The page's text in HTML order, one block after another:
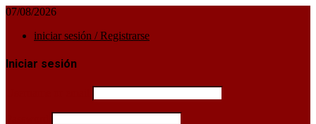
07/08/2026
iniciar sesión / Registrarse
Iniciar sesión